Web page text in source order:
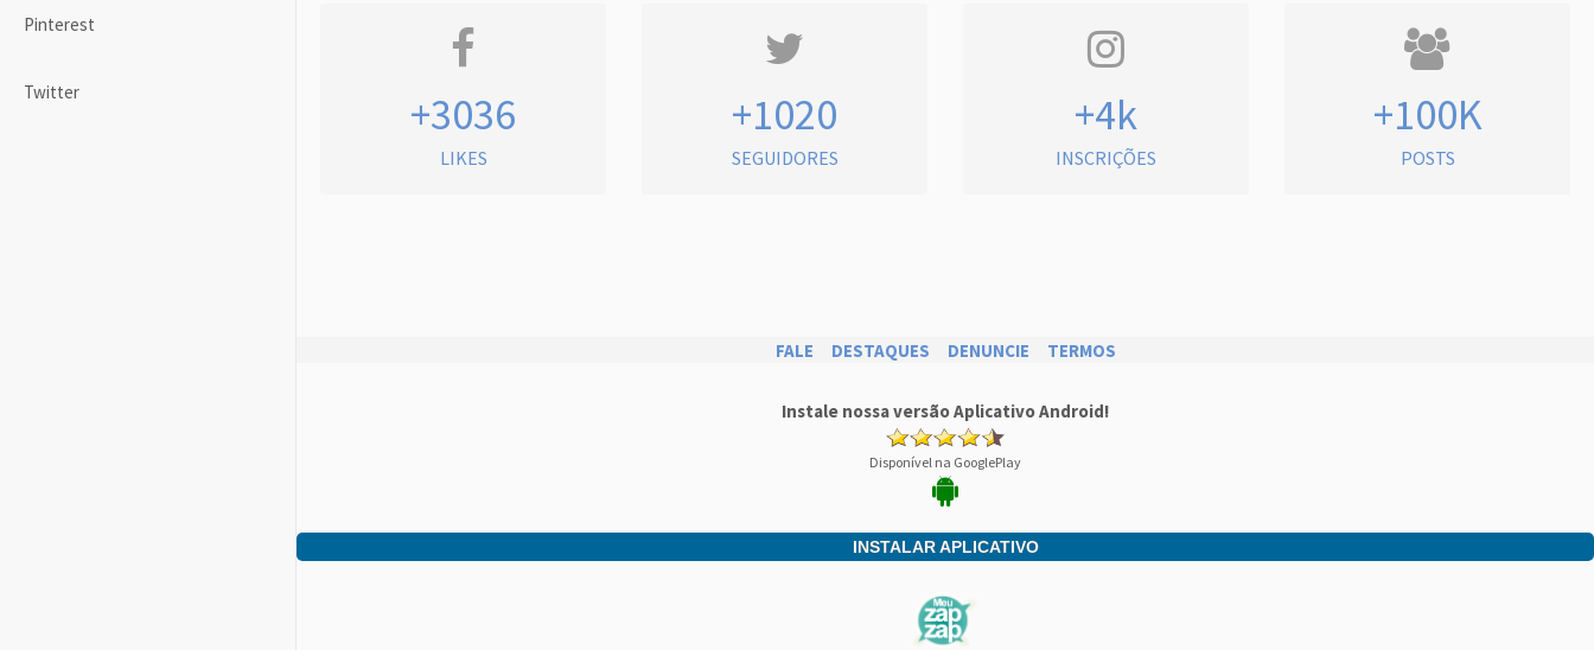
Pinterest
Twitter +3036
LIKES
+1020
SEGUIDORES
+4k
INSCRIÇÕES
+100K
POSTS
FALE DESTAQUES DENUNCIE TERMOS
Instale nossa versão Aplicativo Android!
Disponível na GooglePlay
INSTALAR APLICATIVO